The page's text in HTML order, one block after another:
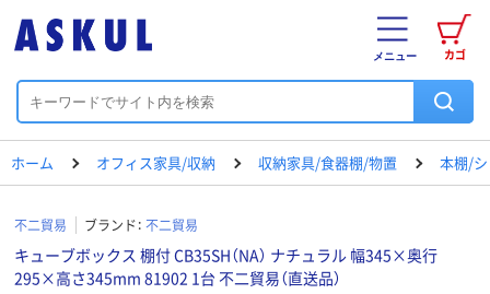
カゴ
メニュー
ホーム オフィス家具/収納 収納家具/食器棚/物置 本棚/
不二貿易 ブランド： 不二貿易
キューブボックス 棚付 CB35SH（NA） ナチュラル 幅345×奥行
295×高さ345mm 81902 1台 不二貿易（直送品）